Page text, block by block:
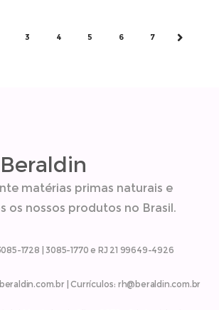
3 4 5 6 7 NEXT
matérias primas naturais e
os nossos produtos no Brasil.
1728 | 3085-1770 e RJ 21 99649-4926
| Currículos: rh@beraldin.com.br